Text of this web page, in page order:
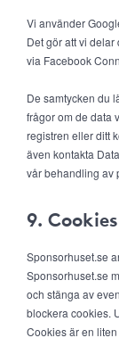
Vi använder
Det gör att vi
via Facebook
De samtycken du
frågor om de data
registren eller ditt
även kontakta
vår behandling av
9. Cookies
Sponsorhuset.se
Sponsorhuset.se
och stänga av
blockera cookies.
Cookies är en